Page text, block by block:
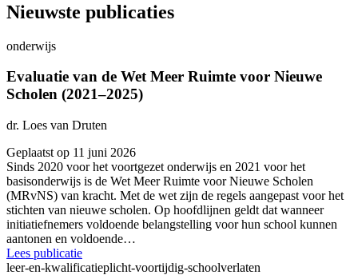
Nieuwste publicaties
onderwijs
Evaluatie van de Wet Meer Ruimte voor Nieuwe
Scholen (2021–2025)
dr. Loes van Druten
Geplaatst op 11 juni 2026
Sinds 2020 voor het voortgezet onderwijs en 2021 voor het
basisonderwijs is de Wet Meer Ruimte voor Nieuwe Scholen
(MRvNS) van kracht. Met de wet zijn de regels aangepast voor het
stichten van nieuwe scholen. Op hoofdlijnen geldt dat wanneer
initiatiefnemers voldoende belangstelling voor hun school kunnen
aantonen en voldoende…
Lees publicatie
leer-en-kwalificatieplicht-voortijdig-schoolverlaten